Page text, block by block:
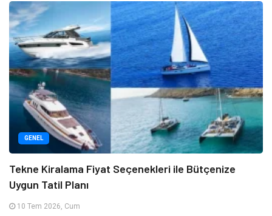
GENEL
Tekne Kiralama Fiyat Seçenekleri ile Bütçenize
Uygun Tatil Planı
10 Tem 2026, Cum